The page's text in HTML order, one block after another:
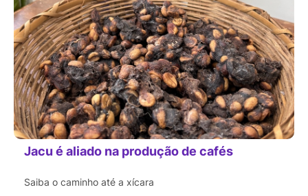
Jacu é aliado na produção de cafés
Saiba o caminho até a xícara